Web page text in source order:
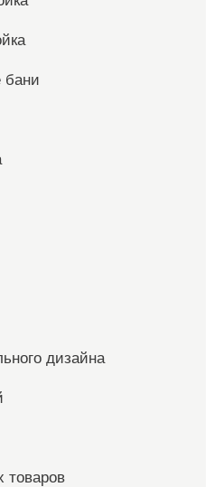
бани
дизайна
товаров